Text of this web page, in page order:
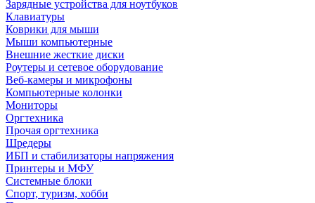
Зарядные устройства для ноутбуков
Клавиатуры
Коврики для мыши
Мыши компьютерные
Внешние жесткие диски
Роутеры и сетевое оборудование
Веб-камеры и микрофоны
Компьютерные колонки
Мониторы
Оргтехника
Прочая оргтехника
Шредеры
ИБП и стабилизаторы напряжения
Принтеры и МФУ
Системные блоки
Спорт, туризм, хобби